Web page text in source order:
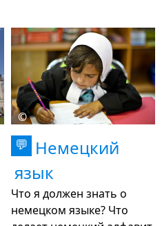
©
💬
Немецкий
язык
Что я должен знать о
немецком языке? Что